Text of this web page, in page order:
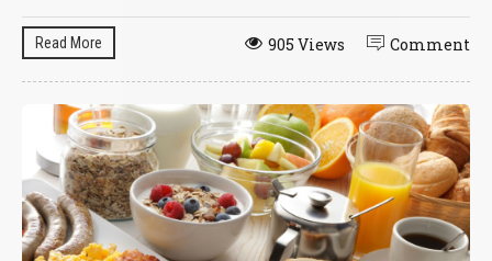
Read More Comment
905 Views